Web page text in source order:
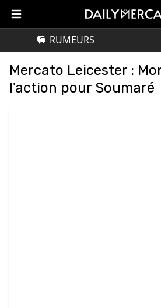
RUMEURS
Mercato Leicester :
l'action pour Soumaré